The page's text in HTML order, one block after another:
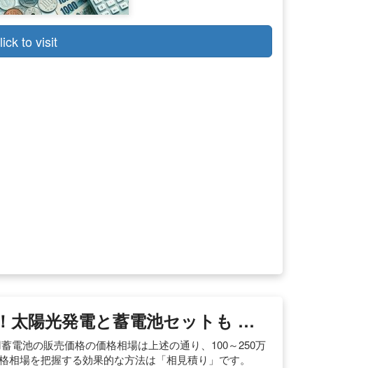
to visit
太陽光発電と蓄電池セットも …
電池の販売価格の価格相場は上述の通り、100～250万
場を把握する効果的な方法は「相見積り」です。